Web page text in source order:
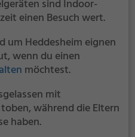
sind Indoor-
einen Besuch wert.
um Heddesheim eignen
wenn du einen
möchtest.
mit
während die Eltern
haben.